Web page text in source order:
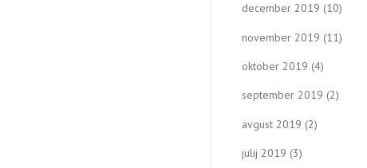
december 2019 (10)
november 2019 (11)
oktober 2019 (4)
september 2019 (2)
avgust 2019 (2)
julij 2019 (3)